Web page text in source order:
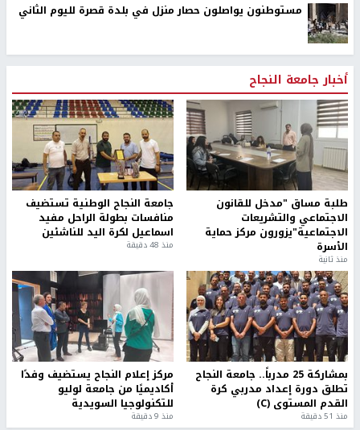
مستوطنون يواصلون حصار منزل في بلدة قصرة لليوم الثاني
أخبار جامعة النجاح
طلبة مساق "مدخل للقانون
الاجتماعي والتشريعات
الاجتماعية"يزورون مركز حماية
الأسرة
منذ ثانية
جامعة النجاح الوطنية تستضيف
منافسات بطولة الراحل مفيد
اسماعيل لكرة اليد للناشئين
منذ 48 دقيقة
بمشاركة 25 مدرباً.. جامعة النجاح
تطلق دورة إعداد مدربي كرة
القدم المستوى (C)
منذ 51 دقيقة
مركز إعلام النجاح يستضيف وفدًا
أكاديميًا من جامعة لوليو
للتكنولوجيا السويدية
منذ 9 دقيقة